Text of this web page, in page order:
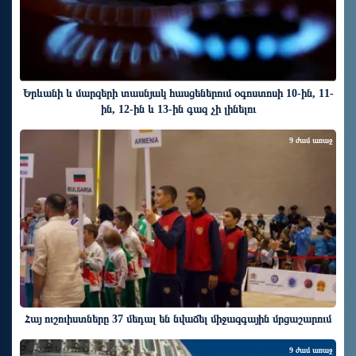
Երևանի և մարզերի տասնյակ հասցեներում օգոստոսի 10-ին, 11-
ին, 12-ին և 13-ին գազ չի լինելու
Հայ ուշուիստները 37 մեդալ են նվաճել միջազգային մրցաշարում
9 ժամ առաջ
9 ժամ առաջ